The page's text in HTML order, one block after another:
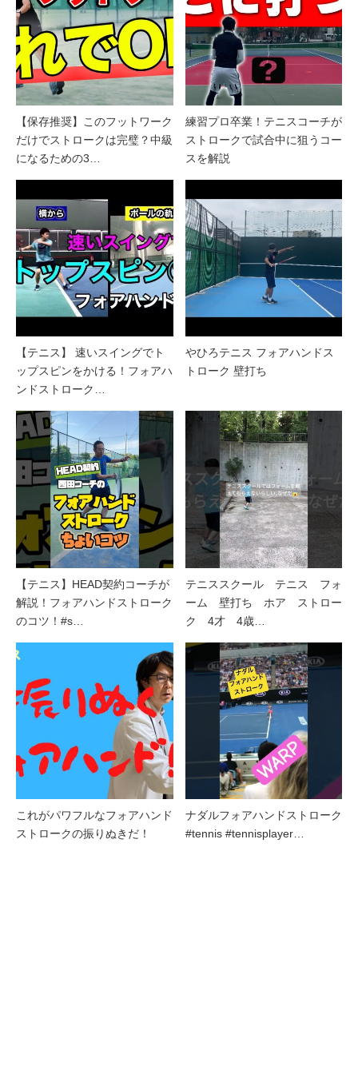
【保存推奨】このフットワーク
だけでストロークは完璧？中級
になるための3…
練習プロ卒業！テニスコーチが
ストロークで試合中に狙うコー
スを解説
【テニス】 速いスイングでト
ップスピンをかける！フォアハ
ンドストローク…
やひろテニス フォアハンドス
トローク 壁打ち
【テニス】HEAD契約コーチが
解説！フォアハンドストローク
のコツ！#s…
テニススクール テニス フォ
ーム 壁打ち ホア ストロー
ク 4才 4歳…
これがパワフルなフォアハンド
ストロークの振りぬきだ！
ナダルフォアハンドストローク
#tennis #tennisplayer…